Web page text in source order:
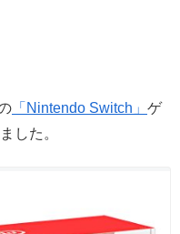
「Nintendo Switch」 ゲ
した。